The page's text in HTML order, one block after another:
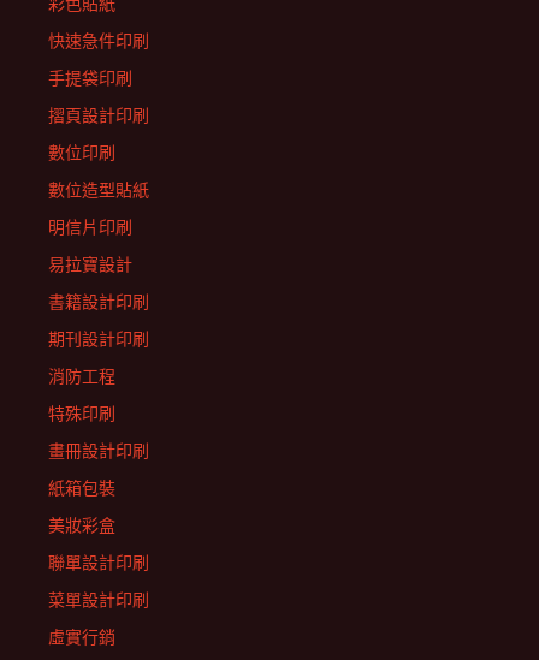
快速急件印刷
手提袋印刷
摺頁設計印刷
數位印刷
數位造型貼紙
明信片印刷
易拉寶設計
書籍設計印刷
期刊設計印刷
消防工程
特殊印刷
畫冊設計印刷
紙箱包裝
美妝彩盒
聯單設計印刷
菜單設計印刷
虛實行銷